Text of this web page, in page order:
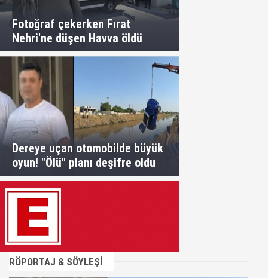
Fotoğraf çekerken Fırat
Nehri'ne düşen Havva öldü
Dereye uçan otomobilde büyük
oyun! "Ölü" planı deşifre oldu
RÖPORTAJ & SÖYLEŞİ